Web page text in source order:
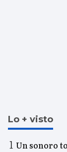
Lo + visto
Un sonoro